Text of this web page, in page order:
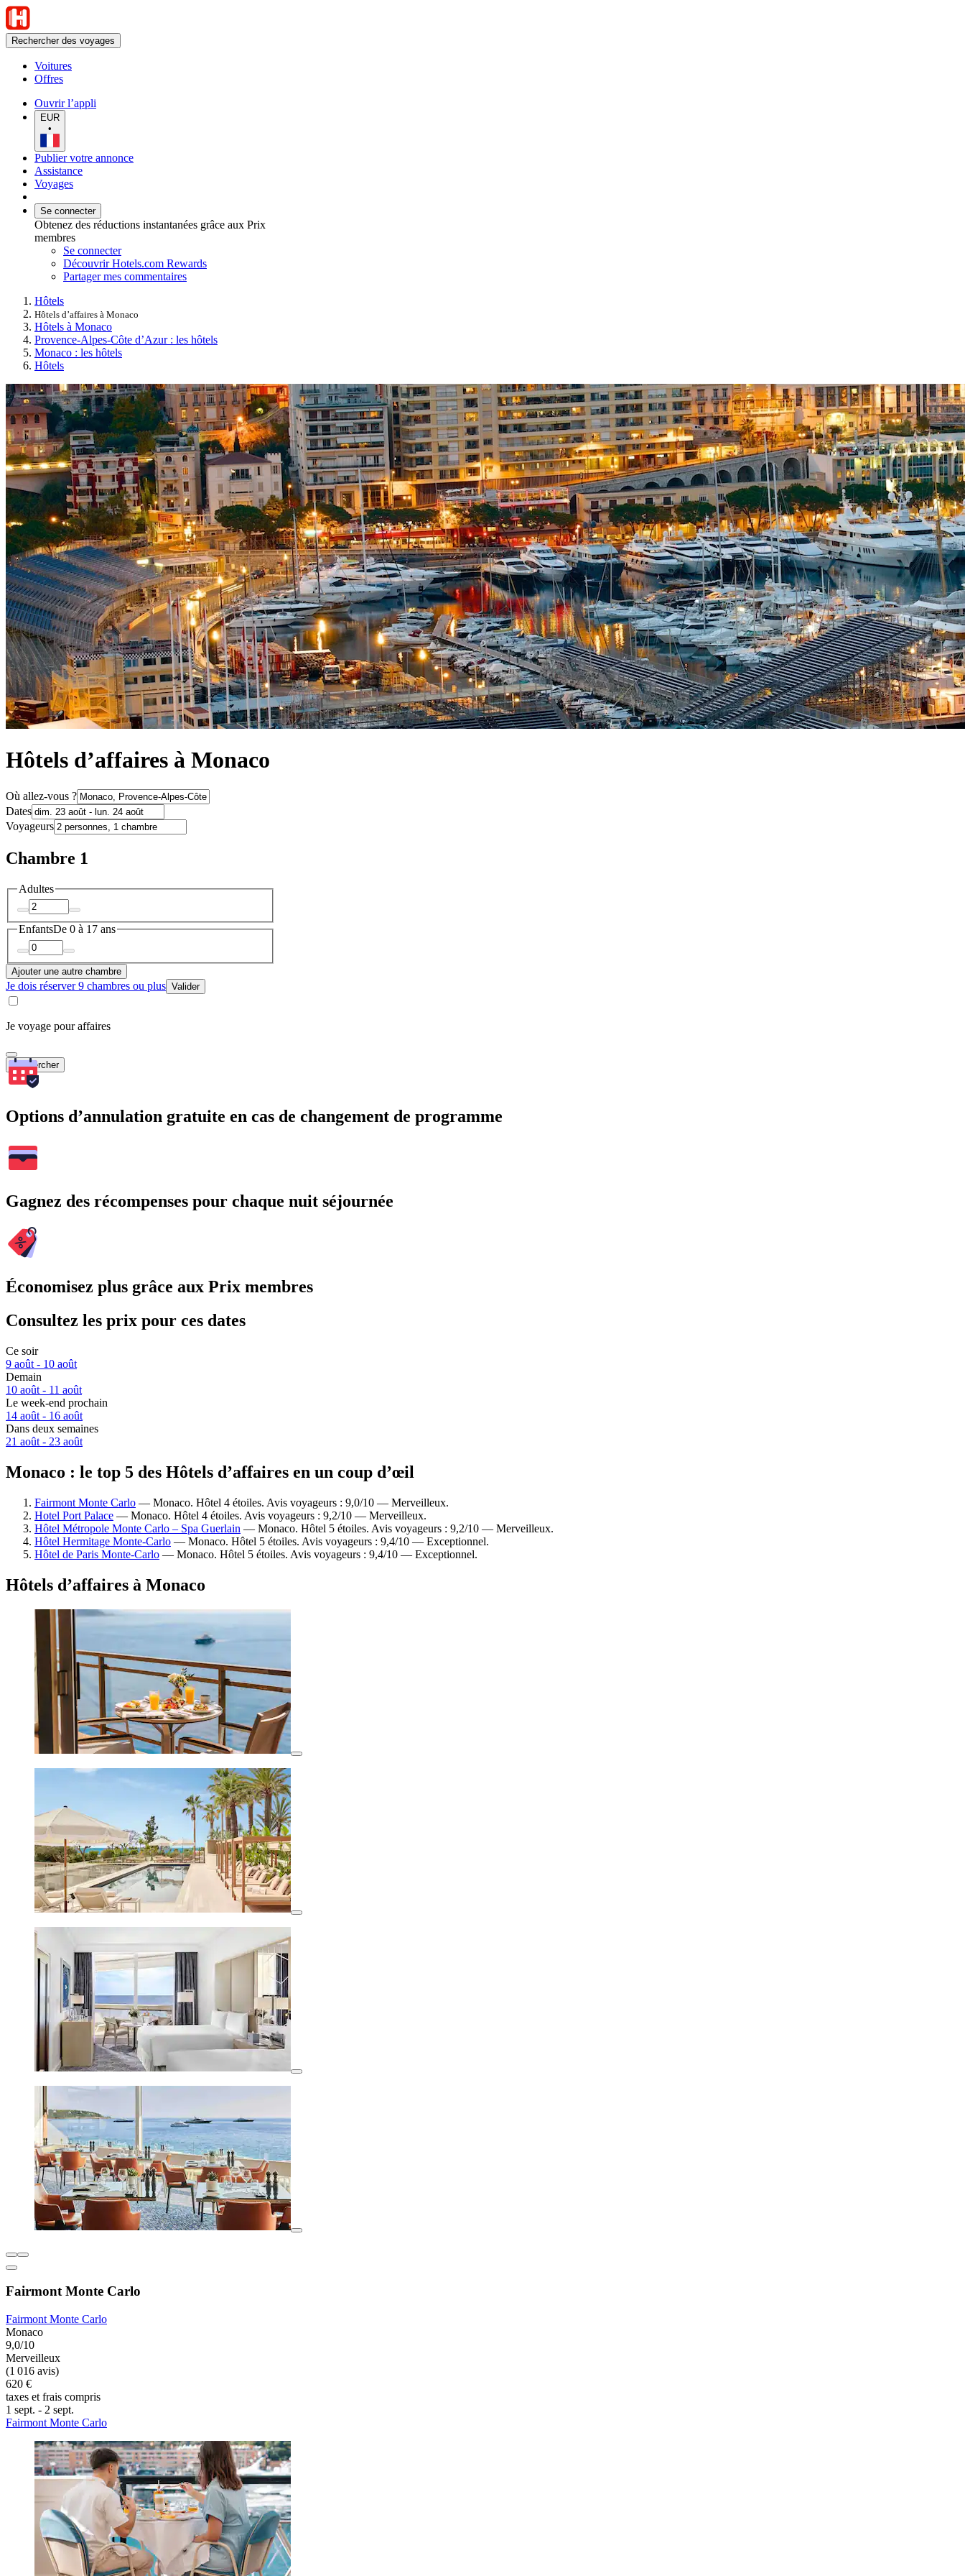
Rechercher des voyages
Voitures
Offres
Ouvrir l’appli
EUR
•
Publier votre annonce
Assistance
Voyages
Se connecter
Obtenez des réductions instantanées grâce aux Prix
membres
Se connecter
Découvrir Hotels.com Rewards
Partager mes commentaires
Hôtels
Hôtels d’affaires à Monaco
Hôtels à Monaco
Provence-Alpes-Côte d’Azur : les hôtels
Monaco : les hôtels
Hôtels
Hôtels d’affaires à Monaco
Où allez-vous ?
Dates
Voyageurs
Chambre 1
Adultes
EnfantsDe 0 à 17 ans
Ajouter une autre chambre
Je dois réserver 9 chambres ou plus Valider
Je voyage pour affaires
Rechercher
Options d’annulation gratuite en cas de changement de programme
Gagnez des récompenses pour chaque nuit séjournée
Économisez plus grâce aux Prix membres
Consultez les prix pour ces dates
Ce soir
9 août - 10 août
Demain
10 août - 11 août
Le week-end prochain
14 août - 16 août
Dans deux semaines
21 août - 23 août
Monaco : le top 5 des Hôtels d’affaires en un coup d’œil
Fairmont Monte Carlo — Monaco. Hôtel 4 étoiles. Avis voyageurs : 9,0/10 — Merveilleux.
Hotel Port Palace — Monaco. Hôtel 4 étoiles. Avis voyageurs : 9,2/10 — Merveilleux.
Hôtel Métropole Monte Carlo – Spa Guerlain — Monaco. Hôtel 5 étoiles. Avis voyageurs : 9,2/10 — Merveilleux.
Hôtel Hermitage Monte-Carlo — Monaco. Hôtel 5 étoiles. Avis voyageurs : 9,4/10 — Exceptionnel.
Hôtel de Paris Monte-Carlo — Monaco. Hôtel 5 étoiles. Avis voyageurs : 9,4/10 — Exceptionnel.
Hôtels d’affaires à Monaco
Fairmont Monte Carlo
Fairmont Monte Carlo
Monaco
9,0/10
Merveilleux
(1 016 avis)
620 €
taxes et frais compris
1 sept. - 2 sept.
Fairmont Monte Carlo